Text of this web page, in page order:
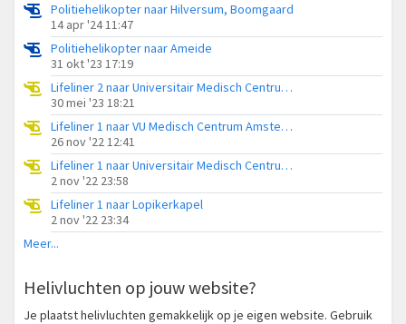
Politiehelikopter naar Hilversum, Boomgaard
14 apr '24 11:47
Politiehelikopter naar Ameide
31 okt '23 17:19
Lifeliner 2 naar Universitair Medisch Centrum Utrecht
30 mei '23 18:21
Lifeliner 1 naar VU Medisch Centrum Amsterdam
26 nov '22 12:41
Lifeliner 1 naar Universitair Medisch Centrum Utrecht
2 nov '22 23:58
Lifeliner 1 naar Lopikerkapel
2 nov '22 23:34
Meer...
Helivluchten op jouw website?
Je plaatst helivluchten gemakkelijk op je eigen website. Gebruik